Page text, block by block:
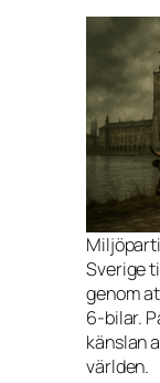
Sverige
genom
6-bilar.
känslan
världen.